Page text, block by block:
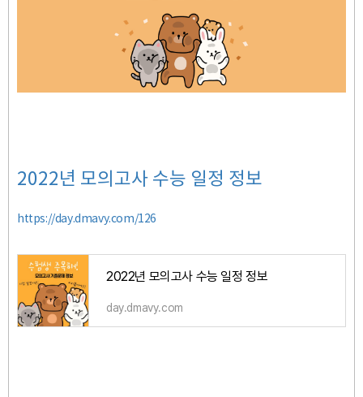
2022년 모의고사 수능 일정 정보
https://day.dmavy.com/126
2022년 모의고사 수능 일정 정보
day.dmavy.com